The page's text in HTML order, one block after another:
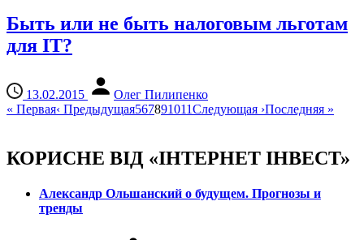
Быть или не быть налоговым льготам
для IT?
13.02.2015
Олег Пилипенко
« Первая‹ Предыдущая567891011Следующая ›Последняя »
КОРИСНЕ ВІД «ІНТЕРНЕТ ІНВЕСТ»
Александр Ольшанский о будущем. Прогнозы и
тренды